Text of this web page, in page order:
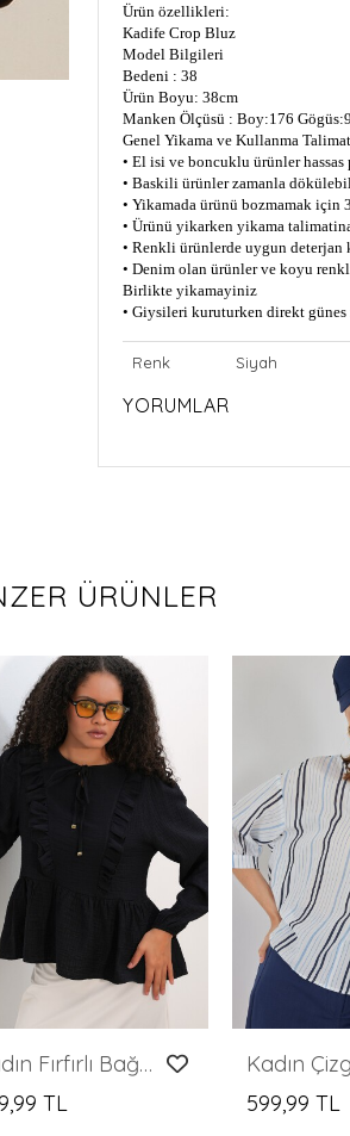
Ürün özellikleri:
Kadife Crop Bluz
Model Bilgileri
Bedeni : 38
Ürün Boyu: 38cm
Manken Ölçüsü : Boy:176
Genel Yikama ve Kullanma
• El isi ve boncuklu ürünler
• Baskili ürünler zamanla
• Yikamada ürünü bozmamak için
• Ürünü yikarken yikama
• Renkli ürünlerde uygun
• Denim olan ürünler ve koyu
Birlikte yikamayiniz
• Giysileri kuruturken direkt
Renk Siyah
YORUMLAR
ÜRÜNLER
Kadın Fırfırlı Bağcıklı Bluz 999 - Siyah
TL
599,99 TL